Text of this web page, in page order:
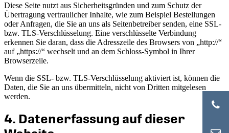
Diese Seite nutzt aus Sicherheitsgründen und zum Schutz der
Übertragung vertraulicher Inhalte, wie zum Beispiel Bestellungen
oder Anfragen, die Sie an uns als Seitenbetreiber senden, eine SSL-
bzw. TLS-Verschlüsselung. Eine verschlüsselte Verbindung
erkennen Sie daran, dass die Adresszeile des Browsers von „http://“
auf „https://“ wechselt und an dem Schloss-Symbol in Ihrer
Browserzeile.
Wenn die SSL- bzw. TLS-Verschlüsselung aktiviert ist, können die
Daten, die Sie an uns übermitteln, nicht von Dritten mitgelesen
werden.
4. Datenerfassung auf dieser